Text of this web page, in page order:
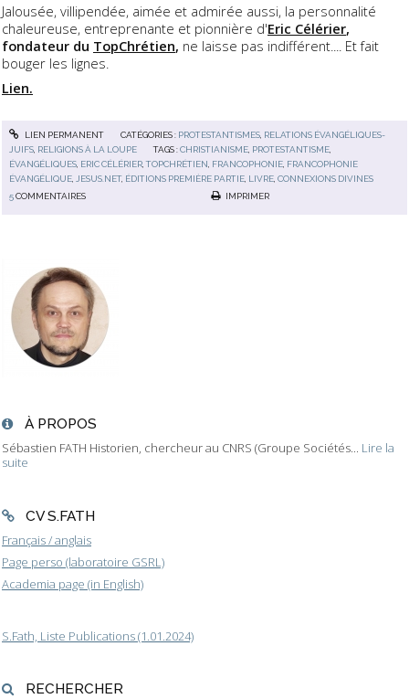
À PROPOS
Sébastien FATH Historien, chercheur au CNRS (Groupe Sociétés... Lire la
suite
CV S.FATH
Français / anglais
Page perso (laboratoire GSRL)
Academia page (in English)
S.Fath, Liste Publications (1.01.2024)
RECHERCHER
Jalousée, villipendée, aimée et admirée aussi, la personnalité
chaleureuse, entreprenante et pionnière d'Eric Célérier,
fondateur du TopChrétien, ne laisse pas indifférent.... Et fait
bouger les lignes.
Lien.
LIEN PERMANENT CATÉGORIES : PROTESTANTISMES, RELATIONS ÉVANGÉLIQUES-
JUIFS, RELIGIONS À LA LOUPE TAGS :CHRISTIANISME, PROTESTANTISME,
ÉVANGÉLIQUES, ERIC CÉLÉRIER,TOPCHRÉTIEN, FRANCOPHONIE, FRANCOPHONIE
ÉVANGÉLIQUE,JESUS.NET, ÉDITIONS PREMIÈRE PARTIE, LIVRE,CONNEXIONS DIVINES
5COMMENTAIRES IMPRIMER